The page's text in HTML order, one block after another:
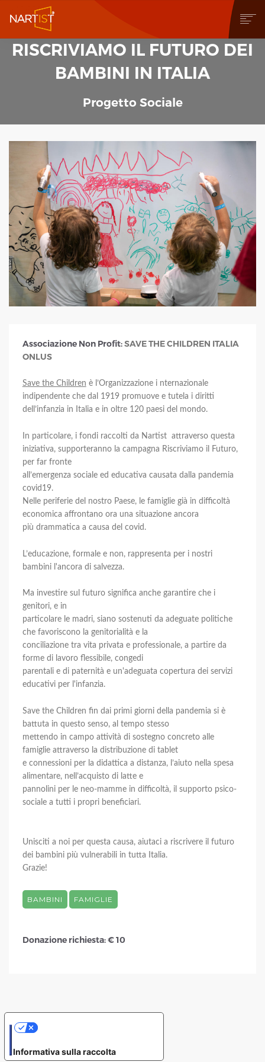
CHI SIAMO
CONTATTI
RISCRIVIAMO IL FUTURO DEI
BAMBINI IN ITALIA
Progetto Sociale
Associazione Non Profit:SAVE THE CHILDREN ITALIA
ONLUS
Save the Children è l’Organizzazione i nternazionale
indipendente che dal 1919 promuove e tutela i diritti
dell’infanzia in Italia e in oltre 120 paesi del mondo.
In particolare, i fondi raccolti da Nartist attraverso questa
iniziativa, supporteranno la campagna Riscriviamo il Futuro,
per far fronte
all’emergenza sociale ed educativa causata dalla pandemia
covid19.
Nelle periferie del nostro Paese, le famiglie già in difficoltà
economica affrontano ora una situazione ancora
più drammatica a causa del covid.
L’educazione, formale e non, rappresenta per i nostri
bambini l'ancora di salvezza.
Ma investire sul futuro significa anche garantire che i
genitori, e in
particolare le madri, siano sostenuti da adeguate politiche
che favoriscono la genitorialità e la
conciliazione tra vita privata e professionale, a partire da
forme di lavoro flessibile, congedi
parentali e di paternità e un'adeguata copertura dei servizi
educativi per l'infanzia.
Save the Children fin dai primi giorni della pandemia si è
battuta in questo senso, al tempo stesso
mettendo in campo attività di sostegno concreto alle
famiglie attraverso la distribuzione di tablet
e connessioni per la didattica a distanza, l’aiuto nella spesa
alimentare, nell’acquisto di latte e
pannolini per le neo-mamme in difficoltà, il supporto psico-
sociale a tutti i propri beneficiari.
Unisciti a noi per questa causa, aiutaci a riscrivere il futuro
dei bambini più vulnerabili in tutta Italia.
Grazie!
BAMBINI FAMIGLIE
Donazione richiesta: € 10
Informativa sulla raccolta
Le tue preferenze relative alla privacy